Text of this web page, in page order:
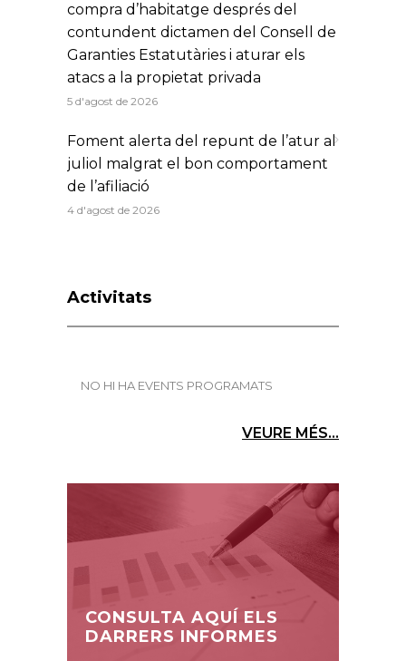
compra d’habitatge després del
contundent dictamen del Consell de
Garanties Estatutàries i aturar els
atacs a la propietat privada
5 d'agost de 2026
Foment alerta del repunt de l’atur al
juliol malgrat el bon comportament
de l’afiliació
4 d'agost de 2026
Activitats
NO HI HA EVENTS PROGRAMATS
VEURE MÉS...
CONSULTA AQUÍ ELS
DARRERS INFORMES